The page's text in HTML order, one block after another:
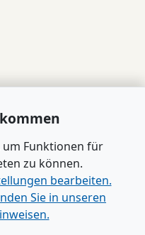
um Funktionen für
zu können.
bearbeiten.
Sie in unseren